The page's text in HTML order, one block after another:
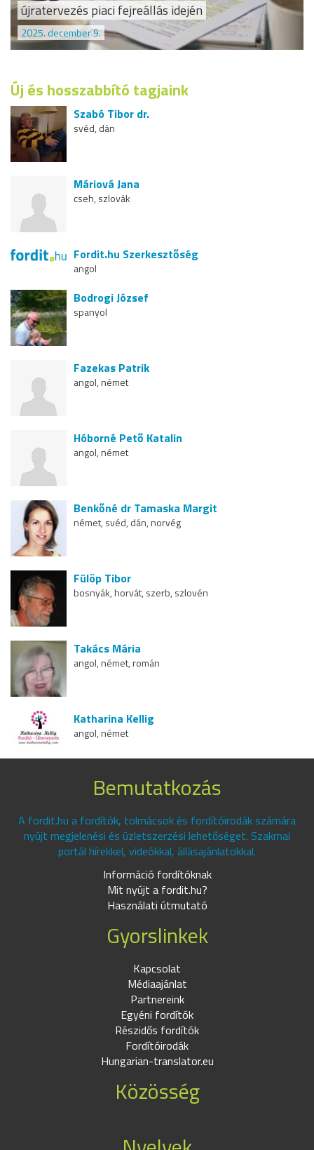
újratervezés piaci fejreállás idején
2025. december 9.
Új és hosszabbító tagjaink
Szabó Tibor dr.
svéd, dán
Máriová Jana
cseh, szlovák
Fordit.hu Szerkesztőség
angol
Bodrogi József
spanyol
Fazekas Patrik
angol, német
Hóborné Pető Katalin
angol, német
Benkőné dr Tamaska Margit
német, svéd, dán, norvég
Fülöp Tibor
bosnyák, horvát, szerb, szlovén
Takács Mária
angol, német, román
Katharina Kellig
angol, német
Bemutatkozás
A fordit.hu a fordítók, tolmácsok és fordítóirodák számára
nyújt megjelenési és üzletszerzési lehetőséget. Szakmai
portál hírekkel, videókkal, állásajánlatokkal.
Információ fordítóknak
Mit nyújt a fordit.hu?
Használati útmutató
Gyorslinkek
Kapcsolat
Médiaajánlat
Partnereink
Egyéni fordítók
Részidős fordítók
Fordítóirodák
Hungarian-translator.eu
Közösség